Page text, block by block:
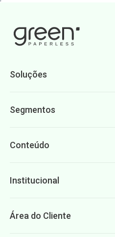
Soluções
Segmentos
Conteúdo
Institucional
Área do Cliente